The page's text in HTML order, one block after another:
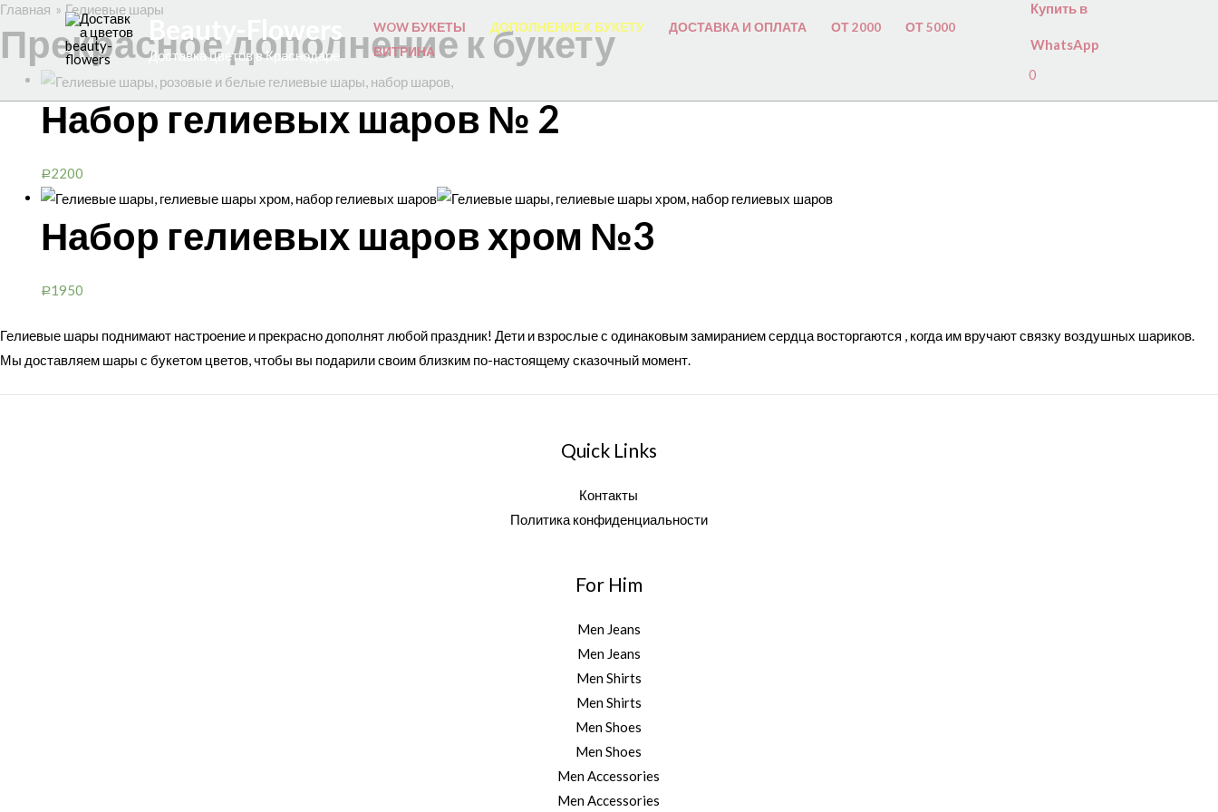
Beauty-Flowers
Доставка цветов в Краснодаре
WOW БУКЕТЫ ДОПОЛНЕНИЕ К БУКЕТУ ДОСТАВКА И ОПЛАТА ОТ 2000
ОТ 5000
ВИТРИНА
Купить в
WhatsApp
0
Главная Гелиевые шары
Прекрасное дополнение к букету
Набор гелиевых шаров № 2
Р2200
Набор гелиевых шаров хром №3
Р1950
Гелиевые шары поднимают настроение и прекрасно дополнят любой праздник! Дети и взрослые с одинаковым замиранием сердца восторгаются , когда им вручают связку воздушных шариков.
Мы доставляем шары с букетом цветов, чтобы вы подарили своим близким по-настоящему сказочный момент.
Quick Links
Контакты
Политика конфиденциальности
For Him
Men Jeans
Men Jeans
Men Shirts
Men Shirts
Men Shoes
Men Shoes
Men Accessories
Men Accessories